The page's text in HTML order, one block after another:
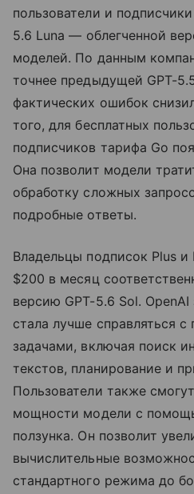
пользователи и
5.6 Luna — облегченной
моделей. По данным
точнее предыдущей GPT-
фактических ошибок
того, для бесплатных
подписчиков тарифа Go
Она позволит модели
обработку сложных
подробные ответы.
Владельцы подписок Plus
$200 в месяц
версию GPT-5.6 Sol.
стала лучше справляться
задачами, включая поиск
текстов, планирование и
Пользователи также
мощности модели с
ползунка. Он позволит
вычислительные
стандартного режима до